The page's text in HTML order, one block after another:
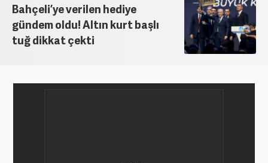
Bahçeli’ye verilen hediye
gündem oldu! Altın kurt başlı
tuğ dikkat çekti